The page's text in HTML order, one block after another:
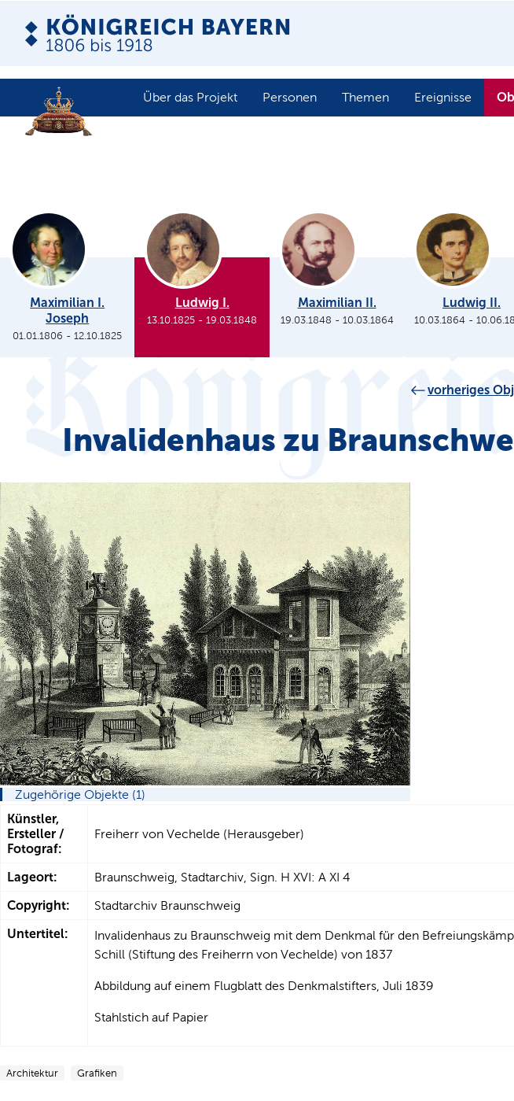
Über das Projekt Personen Themen Ereignisse
Maximilian I.
Joseph
01.01.1806 -12.10.1825
Ludwig I.
13.10.1825 -19.03.1848
Maximilian II.
19.03.1848 - 10.03.1864
Ludwig II.
10.03.1864 -
vorheriges
Invalidenhaus zu
Zugehörige Objekte (1)
Künstler,
Ersteller /
Fotograf:
Freiherr von Vechelde (Herausgeber)
Lageort: Braunschweig, Stadtarchiv, Sign. H XVI: A XI 4
Copyright: Stadtarchiv Braunschweig
Untertitel:
Invalidenhaus zu Braunschweig mit dem Denkmal für den
Schill (Stiftung des Freiherrn von Vechelde) von 1837
Abbildung auf einem Flugblatt des Denkmalstifters, Juli 1839
Stahlstich auf Papier
Architektur Grafiken